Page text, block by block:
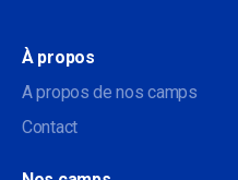
À propos
A propos de nos camps
Contact